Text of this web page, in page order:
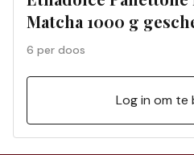
Matcha 1000 g
doos) 01197S
6 per doos
Log in om te